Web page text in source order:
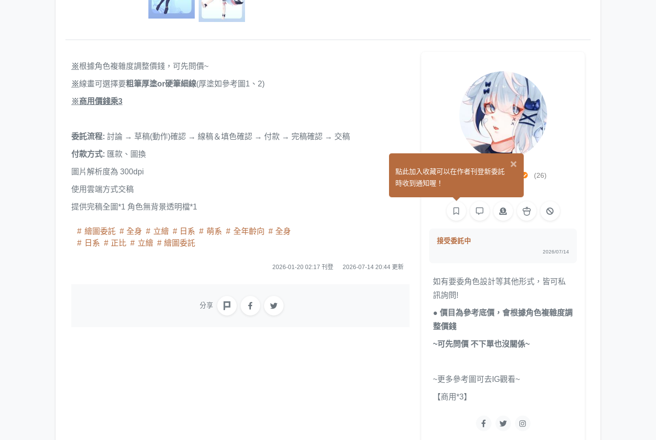
※根據角色複雜度調整價錢，可先問價~
※線畫可選擇要粗筆厚塗or硬筆細線(厚塗如參考圖1、2)
※商用價錢乘3
委託流程: 討論 → 草稿(動作)確認 → 線稿＆填色確認 → 付款 → 完稿確認 → 交稿
付款方式: 匯款、圖換
圖片解析度為 300dpi
使用雲端方式交稿
提供完稿全圖*1 角色無背景透明檔*1
繪圖委託 全身 立繪 日系 萌系 全年齡向
全身
日系
正比 立繪 繪圖委託
2026-01-20 02:17 刊登 2026-07-14 20:44 更新
分享
天貓宅急便 (26)
接受委託中
2026/07/14
如有要委角色設計等其他形式，皆可私
訊詢問!
●價目為參考底價，會根據角色複雜度調
整價錢
~可先問價 不下單也沒關係~
~更多參考圖可去IG觀看~
【商用*3】
×
點此加入收藏可以在作者刊登新委託
時收到通知喔！